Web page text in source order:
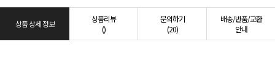
상품 상세 정보
상품리뷰
()
문의하기
(20)
배송/반품/교환
안내